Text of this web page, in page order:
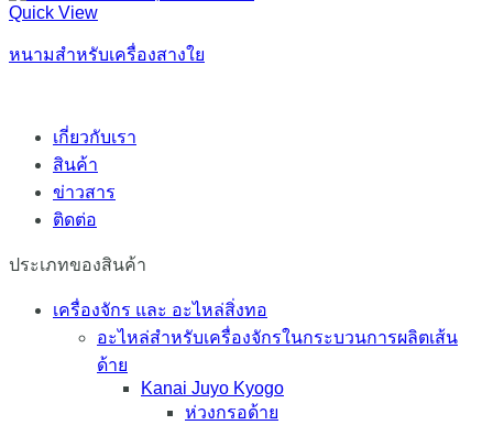
Quick View
หนามสำหรับเครื่องสางใย
เกี่ยวกับเรา
สินค้า
ข่าวสาร
ติดต่อ
ประเภทของสินค้า
เครื่องจักร และ อะไหล่สิ่งทอ
อะไหล่สำหรับเครื่องจักรในกระบวนการผลิตเส้น
ด้าย
Kanai Juyo Kyogo
ห่วงกรอด้าย